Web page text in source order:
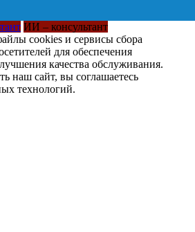
ИИ – консультант
cookies и сервисы сбора
для обеспечения
качества обслуживания.
наш сайт, вы соглашаетесь
технологий.